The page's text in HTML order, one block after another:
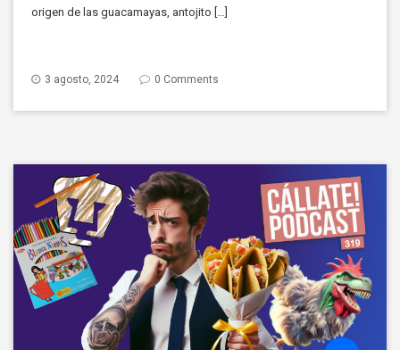
origen de las guacamayas, antojito […]
3 agosto, 2024 0 Comments